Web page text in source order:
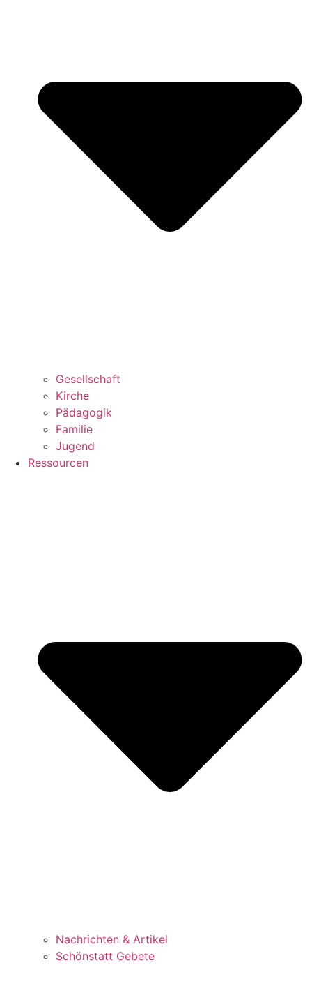
Gesellschaft
Kirche
Pädagogik
Familie
Jugend
Ressourcen
Nachrichten & Artikel
Schönstatt Gebete